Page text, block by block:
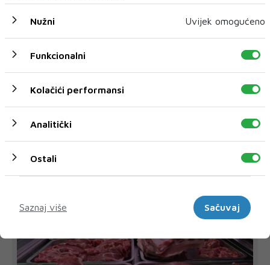
pretekli po zloupotrebi blokada i podizanju nacionalnih
tenzija, zaključila je politička analitičarka Marić.
DODIK HDZ BiH
BUNDESTAG
Covic Ivana Maric
Nužni Uvijek omogućeno
Funkcionalni
Kolačići performansi
Analitički
Ostali
Saznaj više
Sačuvaj